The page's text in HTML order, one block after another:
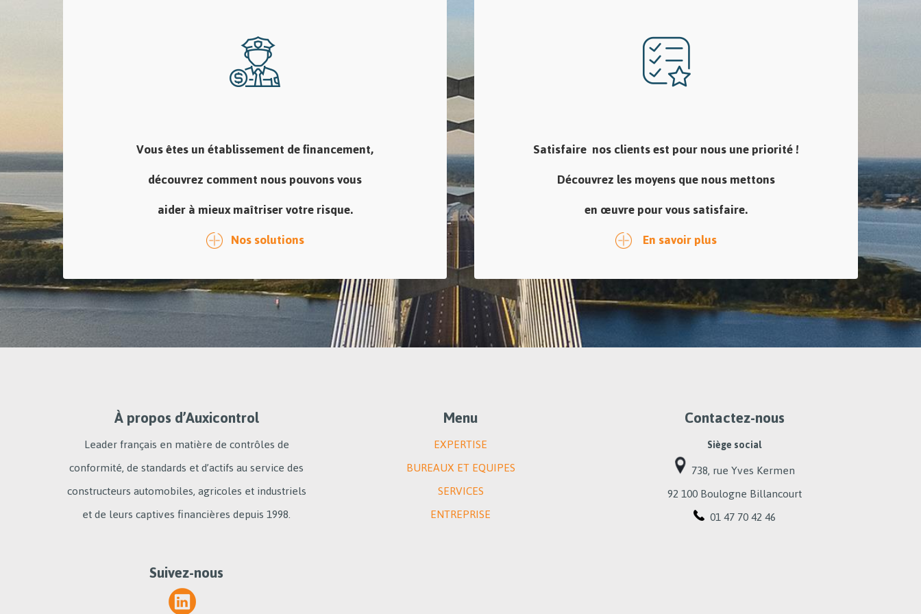
Vous êtes un établissement de financement,
découvrez comment nous pouvons vous
aider à mieux maîtriser votre risque.
Nos solutions
Satisfaire nos clients est pour nous une priorité !
Découvrez les moyens que nous mettons
en œuvre pour vous satisfaire.
En savoir plus
À propos d’Auxicontrol
Leader français en matière de contrôles de
conformité, de standards et d’actifs au service des
constructeurs automobiles, agricoles et industriels
et de leurs captives financières depuis 1998.
Suivez-nous
Menu
EXPERTISE
BUREAUX ET EQUIPES
SERVICES
ENTREPRISE
Contactez-nous
Siège social
738, rue Yves Kermen
92 100 Boulogne Billancourt
01 47 70 42 46